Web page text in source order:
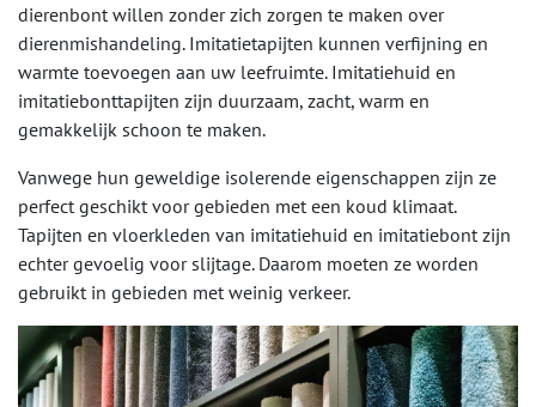
dierenbont willen zonder zich zorgen te maken over
dierenmishandeling. Imitatietapijten kunnen verfijning en
warmte toevoegen aan uw leefruimte. Imitatiehuid en
imitatiebonttapijten zijn duurzaam, zacht, warm en
gemakkelijk schoon te maken.
Vanwege hun geweldige isolerende eigenschappen zijn ze
perfect geschikt voor gebieden met een koud klimaat.
Tapijten en vloerkleden van imitatiehuid en imitatiebont zijn
echter gevoelig voor slijtage. Daarom moeten ze worden
gebruikt in gebieden met weinig verkeer.